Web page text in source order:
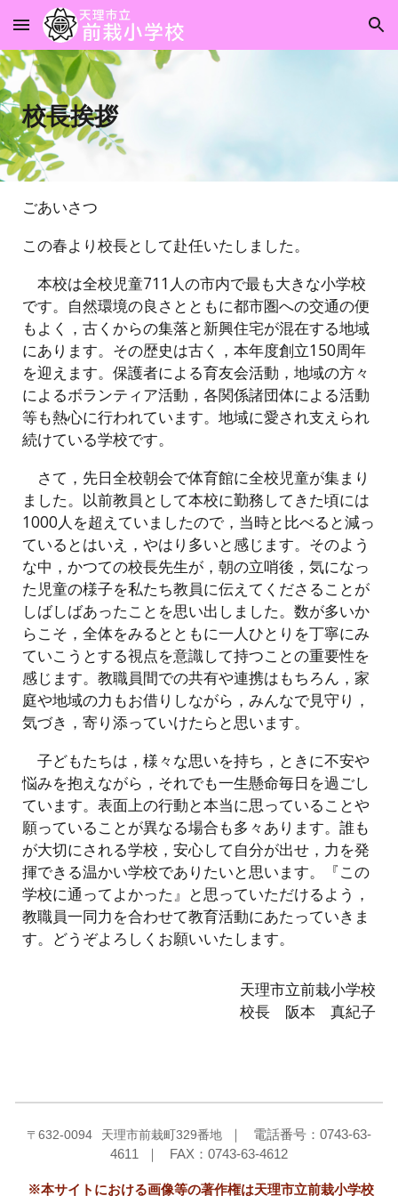
Skip to main content Skip to navigation
校長挨拶
ごあいさつ
この春より校長として赴任いたしました。
本校は全校児童711人の市内で最も大きな小学校
です。自然環境の良さとともに都市圏への交通の便
もよく，古くからの集落と新興住宅が混在する地域
にあります。その歴史は古く，本年度創立150周年
を迎えます。保護者による育友会活動，地域の方々
によるボランティア活動，各関係諸団体による活動
等も熱心に行われています。地域に愛され支えられ
続けている学校です。
さて，先日全校朝会で体育館に全校児童が集まり
ました。以前教員として本校に勤務してきた頃には
1000人を超えていましたので，当時と比べると減っ
ているとはいえ，やはり多いと感じます。そのよう
な中，かつての校長先生が，朝の立哨後，気になっ
た児童の様子を私たち教員に伝えてくださることが
しばしばあったことを思い出しました。数が多いか
らこそ，全体をみるとともに一人ひとりを丁寧にみ
ていこうとする視点を意識して持つことの重要性を
感じます。教職員間での共有や連携はもちろん，家
庭や地域の力もお借りしながら，みんなで見守り，
気づき，寄り添っていけたらと思います。
子どもたちは，様々な思いを持ち，ときに不安や
悩みを抱えながら，それでも一生懸命毎日を過ごし
ています。表面上の行動と本当に思っていることや
願っていることが異なる場合も多々あります。誰も
が大切にされる学校，安心して自分が出せ，力を発
揮できる温かい学校でありたいと思います。『この
学校に通ってよかった』と思っていただけるよう，
教職員一同力を合わせて教育活動にあたっていきま
す。どうぞよろしくお願いいたします。
天理市立前栽小学校
校長 阪本 真紀子
〒 632-0094 天理市前栽町329番地 ｜ 電話番号：0743-63-
4611 ｜ FAX：0743-63-4612
※本サイトにおける画像等の著作権は天理市立前栽小学校